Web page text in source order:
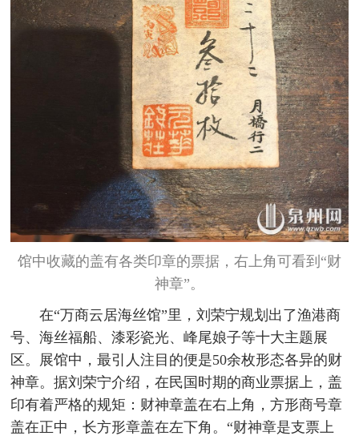
馆中收藏的盖有各类印章的票据，右上角可看到“财
神章”。
在“万商云居海丝馆”里，刘荣宁规划出了渔港商
号、海丝福船、漆彩瓷光、峰尾娘子等十大主题展
区。展馆中，最引人注目的便是50余枚形态各异的财
神章。据刘荣宁介绍，在民国时期的商业票据上，盖
印有着严格的规矩：财神章盖在右上角，方形商号章
盖在正中，长方形章盖在左下角。“财神章是支票上